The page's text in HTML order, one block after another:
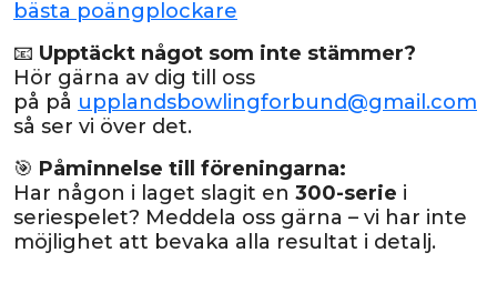
bästa poängplockare
📧 Upptäckt något som inte stämmer?
Hör gärna av dig till oss
på på upplandsbowlingforbund@gmail.com
så ser vi över det.
🎯 Påminnelse till föreningarna:
Har någon i laget slagit en 300-serie i
seriespelet? Meddela oss gärna – vi har inte
möjlighet att bevaka alla resultat i detalj.